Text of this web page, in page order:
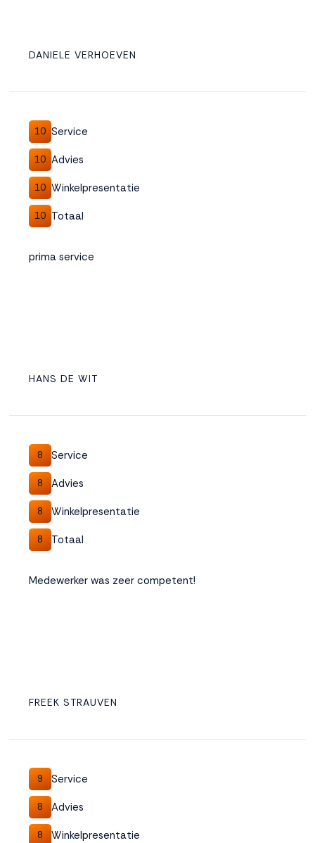
DANIELE VERHOEVEN
10 Service
10 Advies
10 Winkelpresentatie
10 Totaal
prima service
HANS DE WIT
8 Service
8 Advies
8 Winkelpresentatie
8 Totaal
Medewerker was zeer competent!
FREEK STRAUVEN
9 Service
8 Advies
8 Winkelpresentatie